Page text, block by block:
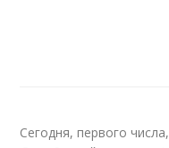
Сегодня, первого числа,